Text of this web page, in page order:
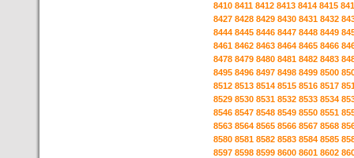
8410 8411 8412 8413 8414 8415
8427 8428 8429 8430 8431 8432
8444 8445 8446 8447 8448 8449
8461 8462 8463 8464 8465 8466
8478 8479 8480 8481 8482 8483
8495 8496 8497 8498 8499 8500
8512 8513 8514 8515 8516 8517
8529 8530 8531 8532 8533 8534
8546 8547 8548 8549 8550 8551
8563 8564 8565 8566 8567 8568
8580 8581 8582 8583 8584 8585
8597 8598 8599 8600 8601 8602